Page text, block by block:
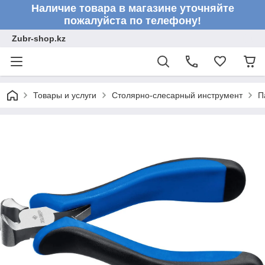
Наличие товара в магазине уточняйте
пожалуйста по телефону!
Zubr-shop.kz
Товары и услуги Столярно-слесарный инструмент